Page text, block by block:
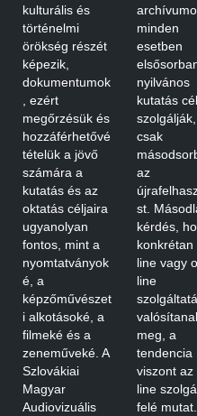
kulturális és
történelmi
örökség részét
képezik,
dokumentumok
, ezért
megőrzésük és
hozzáférhetővé
tételük a jövő
számára a
kutatás és az
oktatás céljaira
ugyanolyan
fontos, mint a
nyomtatványok
é, a
képzőművészet
i alkotásoké, a
filmeké és a
zeneműveké. A
Szlovákiai
Magyar
Audiovizuális
minden
esetben
nyilvános
kutatás
csak
az
st.
kérdés,
konkrétan
line vagy
line
meg, a
tendencia
viszont az
line
felé